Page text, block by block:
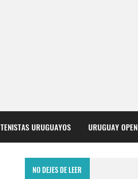
TENISTAS URUGUAYOS URUGUAY OPEN
NO DEJES DE LEER